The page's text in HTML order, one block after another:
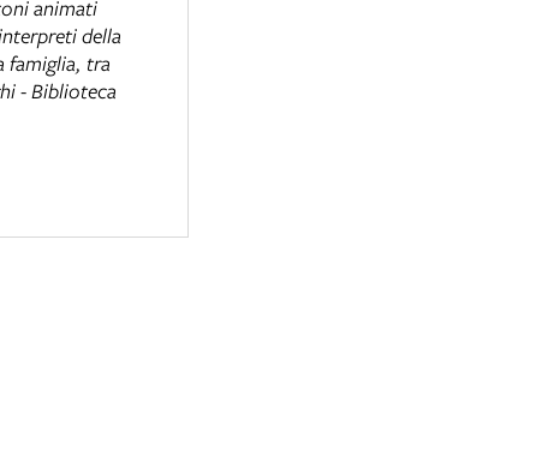
animati
della
famiglia, tra
- Biblioteca